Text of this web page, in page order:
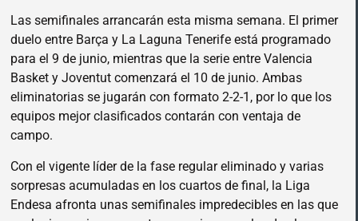
Las semifinales arrancarán esta misma semana. El primer
duelo entre Barça y La Laguna Tenerife está programado
para el 9 de junio, mientras que la serie entre Valencia
Basket y Joventut comenzará el 10 de junio. Ambas
eliminatorias se jugarán con formato 2-2-1, por lo que los
equipos mejor clasificados contarán con ventaja de
campo.
Con el vigente líder de la fase regular eliminado y varias
sorpresas acumuladas en los cuartos de final, la Liga
Endesa afronta unas semifinales impredecibles en las que